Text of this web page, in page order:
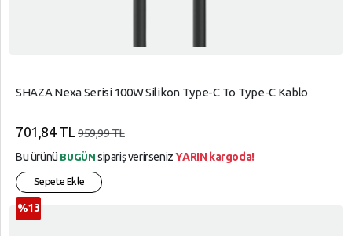
SHAZA Nexa Serisi 100W Silikon Type-C To Type-C Kablo
701,84 TL959,99 TL
Bu ürünü BUGÜN sipariş verirsenizYARIN kargoda!
Sepete Ekle
%13